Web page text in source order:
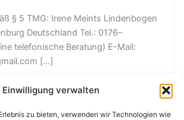
Einwilligung verwalten
zu bieten, verwenden wir Technologien wie
§ 5 TMG: Irene Meints Lindenbogen
Deutschland Tel.: 0176–
telefonische Beratung) E-Mail:
[…]